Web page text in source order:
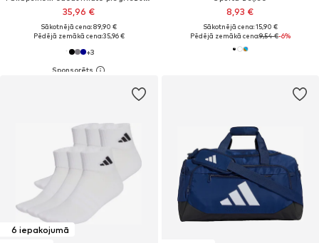
35,96 €
Sākotnējā cena: 89,90 €
Pēdējā zemākā cena:35,96 €
+3
8,93 €
Sākotnējā cena: 15,90 €
Pēdējā zemākā cena:9,54 €-6%
6 iepakojumā